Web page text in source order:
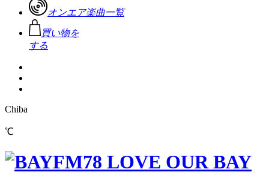
オンエア楽曲一覧
買い物を
する
Chiba
℃